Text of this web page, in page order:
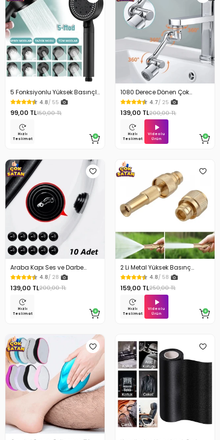
5 Fonksiyonlu Yüksek Basınçlı
Ayarlı Duş Başlığı
4.8/ 55
99,00 TL150,00 TL
Hızlı
Teslimat
1080 Derece Dönen Çok
Fonksiyonlu Musluk Başlığı
4.7/ 25
139,00 TL200,00 TL
Hızlı
Teslimat
Videolu
Ürün
Araba Kapı Ses ve Darbe
Emici Pad 10 Adet
4.8/ 28
139,00 TL200,00 TL
Hızlı
Teslimat
2 Li Metal Yüksek Basınç
Yağmurlamalı Hortum Ucu
4.8/ 58
159,00 TL250,00 TL
Hızlı
Teslimat
Videolu
Ürün